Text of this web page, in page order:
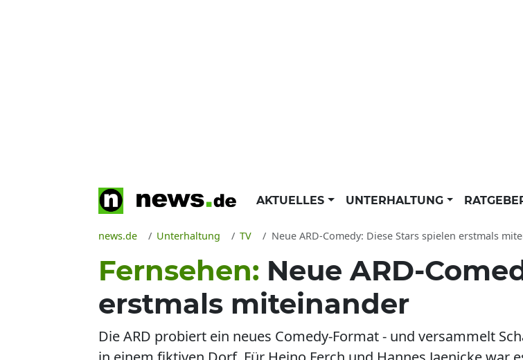
AKTUELLES UNTERHALTUNG
news.de Unterhaltung TV Neue ARD-Comedy: Diese Stars spielen erstmals
Fernsehen: Neue ARD-
erstmals miteinander
Die ARD probiert ein neues Comedy-Format - und versammelt